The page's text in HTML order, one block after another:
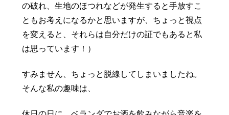
の破れ、生地のほつれなどが発生すると手放すこ
ともお考えになるかと思いますが、ちょっと視点
を変えると、それらは自分だけの証でもあると私
は思っています！）
すみません、ちょっと脱線してしまいましたね。
そんな私の趣味は、